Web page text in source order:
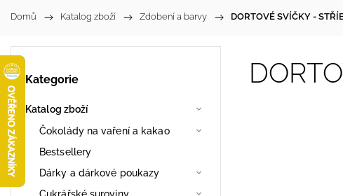
Domů / Katalog zboží / Zdobení a barvy / DORTOVÉ SVÍČKY -
Kategorie
Katalog zboží
Čokolády na vaření a kakao
Bestsellery
Dárky a dárkové poukazy